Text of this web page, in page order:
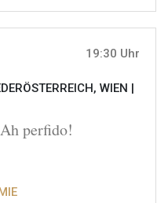
19:30 Uhr
WIEN |
perfido!